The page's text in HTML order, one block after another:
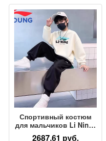
одежда,
тренировочная одежда
для девочек, детская
летняя одежда, тонкая
Спортивный костюм
для мальчиков Li Ning,
новый детский
2687.61 руб.